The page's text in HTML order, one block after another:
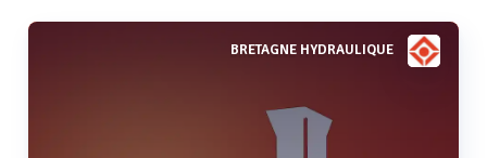
BRETAGNE HYDRAULIQUE